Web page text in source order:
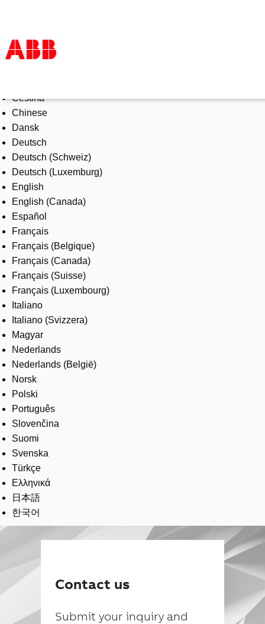
Products & Solutions
Industries
Services
About us
Where to buy
Contact us
Careers
Čeština
Chinese
Dansk
Deutsch
Deutsch (Schweiz)
Deutsch (Luxemburg)
English
English (Canada)
Español
Français
Français (Belgique)
Français (Canada)
Français (Suisse)
Français (Luxembourg)
Italiano
Italiano (Svizzera)
Magyar
Nederlands
Nederlands (België)
Norsk
Polski
Português
Slovenčina
Suomi
Svenska
Türkçe
Ελληνικά
日本語
한국어
Contact us
Submit your inquiry and